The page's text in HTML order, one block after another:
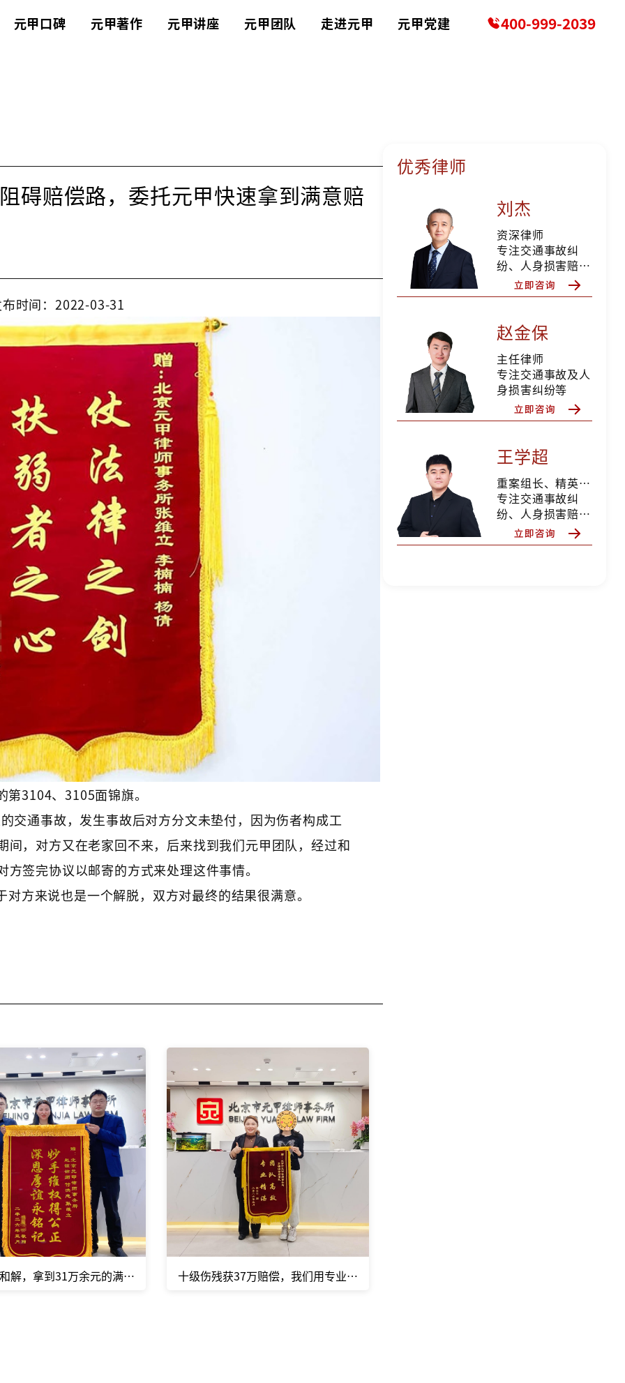
元甲口碑 元甲著作 元甲讲座 元甲团队 走进元甲 元甲党建 400-999-2039
碍赔偿路，委托元甲快速拿到满意赔
时间：2022-03-31
3104、3105面锦旗。
交通事故，发生事故后对方分文未垫付，因为伤者构成工
，对方又在老家回不来，后来找到我们元甲团队，经过和
签完协议以邮寄的方式来处理这件事情。
方来说也是一个解脱，双方对最终的结果很满意。
解，拿到31万余元的满意赔偿！ 专业的事，果然要交给专业的人！
十级伤残获37万赔偿，我们用专业说话！
优秀律师
刘杰
资深律师
专注交通事故纠
纷、人身损害赔偿
赵金保
主任律师
专注交通事故及人
身损害纠纷等
王学超
重案组长、精英律师
专注交通事故纠
纷、人身损害赔
偿、合同纠纷、婚
姻家事等